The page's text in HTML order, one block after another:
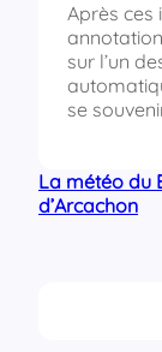
Après ces
sur l’un
se
La météo du
d’Arcachon